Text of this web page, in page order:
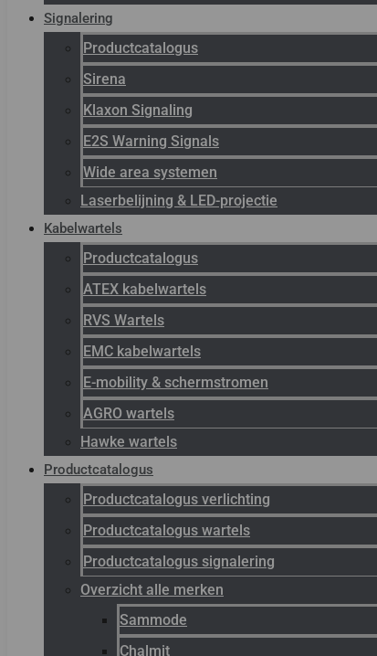
Signalering
Productcatalogus
Sirena
Klaxon Signaling
E2S Warning Signals
Wide area systemen
Laserbelijning & LED-projectie
Kabelwartels
Productcatalogus
ATEX kabelwartels
RVS Wartels
EMC kabelwartels
E-mobility & schermstromen
AGRO wartels
Hawke wartels
Productcatalogus
Productcatalogus verlichting
Productcatalogus wartels
Productcatalogus signalering
Overzicht alle merken
Sammode
Chalmit